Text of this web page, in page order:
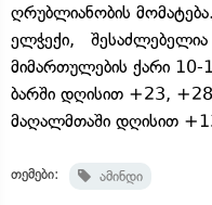
ღრუბლიანობის
ელჭექი,
მიმართულების ქარი 10-
ბარში დღისით +23,
მაღალმთაში დღისით
თემები: ამინდი